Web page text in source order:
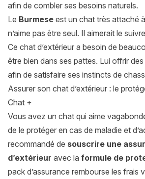
afin de combler ses besoins naturels.
Le Burmese est un chat très attaché
n’aime pas être seul. Il aimerait le
Ce chat d’extérieur a besoin de
être bien dans ses pattes. Lui offrir
afin de satisfaire ses instincts de
Assurer son chat d’extérieur : le
Chat +
Vous avez un chat qui aime
de le protéger en cas de maladie et
recommandé de souscrire une
d’extérieur avec la formule de
pack d’assurance rembourse les frais